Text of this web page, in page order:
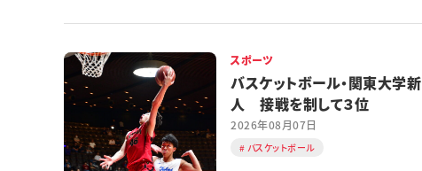
スポーツ
バスケットボール・関東大学新
人 接戦を制して３位
2026年08月07日
バスケットボール